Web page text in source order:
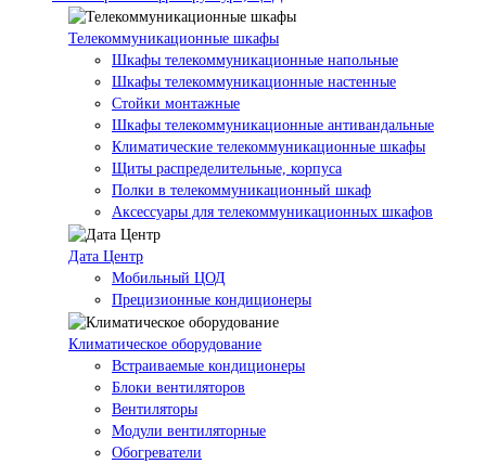
Телекоммуникационные шкафы
Шкафы телекоммуникационные напольные
Шкафы телекоммуникационные настенные
Стойки монтажные
Шкафы телекоммуникационные антивандальные
Климатические телекоммуникационные шкафы
Щиты распределительные, корпуса
Полки в телекоммуникационный шкаф
Аксессуары для телекоммуникационных шкафов
Дата Центр
Мобильный ЦОД
Прецизионные кондиционеры
Климатичeское оборудование
Встраиваемые кондиционеры
Блоки вентиляторов
Вентиляторы
Модули вентиляторные
Обогреватели